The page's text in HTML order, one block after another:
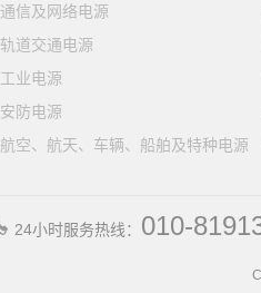
通信及网络电源
轨道交通电源
工业电源
安防电源
航空、航天、车辆、船舶及特种电源
24小时服务热线： 010-